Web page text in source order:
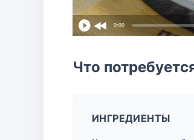
0:00
Что
ИНГРЕДИЕНТЫ